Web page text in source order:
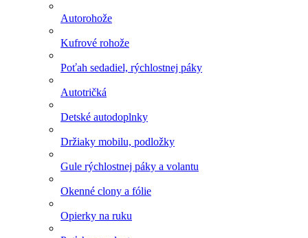
Autorohože
Kufrové rohože
Poťah sedadiel, rýchlostnej páky
Autotričká
Detské autodoplnky
Držiaky mobilu, podložky
Gule rýchlostnej páky a volantu
Okenné clony a fólie
Opierky na ruku